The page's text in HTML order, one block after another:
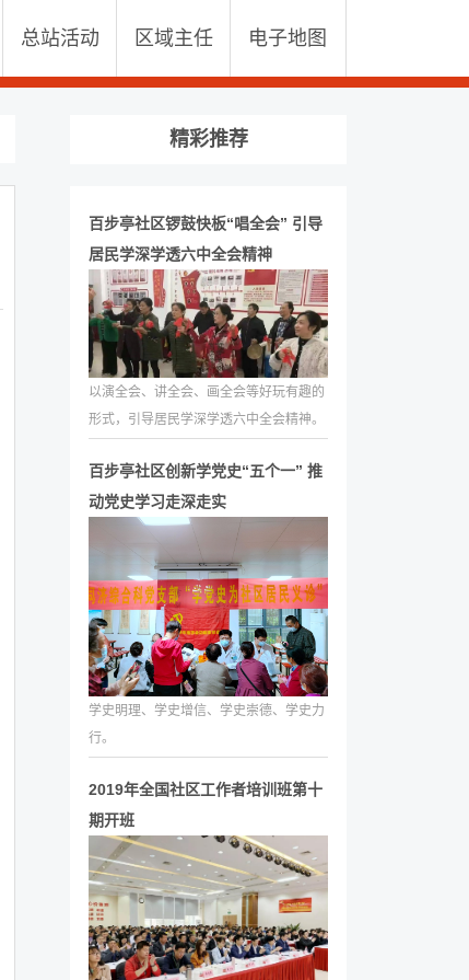
总站活动 区域主任 电子地图
精彩推荐
百步亭社区锣鼓快板“唱全会” 引导
居民学深学透六中全会精神
以演全会、讲全会、画全会等好玩有趣的
形式，引导居民学深学透六中全会精神。
百步亭社区创新学党史“五个一” 推
动党史学习走深走实
学史明理、学史增信、学史崇德、学史力
行。
2019年全国社区工作者培训班第十
期开班